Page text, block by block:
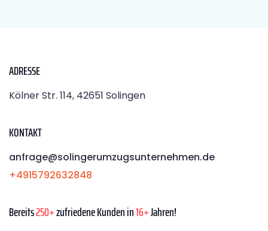
ADRESSE
Kölner Str. 114, 42651 Solingen
KONTAKT
anfrage@solingerumzugsunternehmen.de
+4915792632848
Bereits250+zufriedene Kunden in16+Jahren!